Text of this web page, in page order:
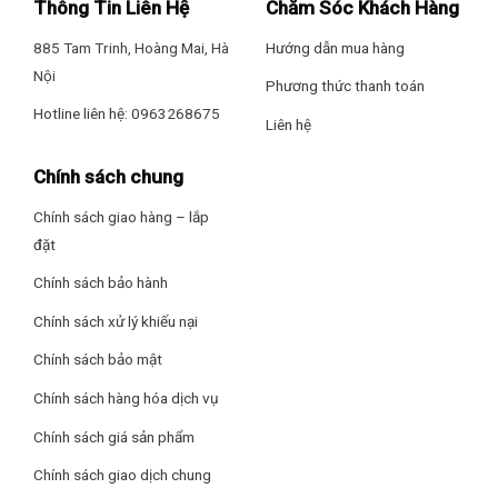
– Khoá bảng điều khiển
Thông tin lắp đặt
Kích thước – Khối lượng: Ngang 23.4 cm – Cao 40.3 cm – Sâu
23.4 cm – Nặng 3.4 kg
Hãng: Electrolux.
bụi mịn PM0.3, PM1.0, PM2.5, PM10.
Khả năng cảm biến thông minh
– Cảm biến bụi mịn (PM1, 2.5, 10) giúp máy vận hành tối ưu,
lọc không khí hiệu quả, đem lại không khí trong sạch.
– Ngoài ra, người dùng còn dễ dàng theo dõi tình trạng
Thông Tin Liên Hệ
885 Tam Trinh, Hoàng Mai, Hà
Nội
Hotline liên hệ: 0963268675
Chăm Sóc Khách Hàng
Hướng dẫn mua hàng
Phương thức thanh toán
Liên hệ
Chính sách chung
Chính sách giao hàng – lắp
đặt
Chính sách bảo hành
Chính sách xử lý khiếu nại
Chính sách bảo mật
Chính sách hàng hóa dịch vụ
Chính sách giá sản phẩm
Chính sách giao dịch chung